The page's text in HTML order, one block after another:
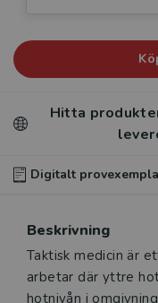
Hitta
Digitalt
digitalt
Våra digitala
och ger dig tillgång
Beskrivning
Beskrivning
Taktisk medicin är
arbetar där yttre
hotnivån i